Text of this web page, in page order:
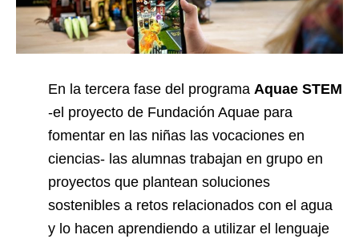
En la tercera fase del programa Aquae STEM
-el proyecto de Fundación Aquae para
fomentar en las niñas las vocaciones en
ciencias- las alumnas trabajan en grupo en
proyectos que plantean soluciones
sostenibles a retos relacionados con el agua
y lo hacen aprendiendo a utilizar el lenguaje